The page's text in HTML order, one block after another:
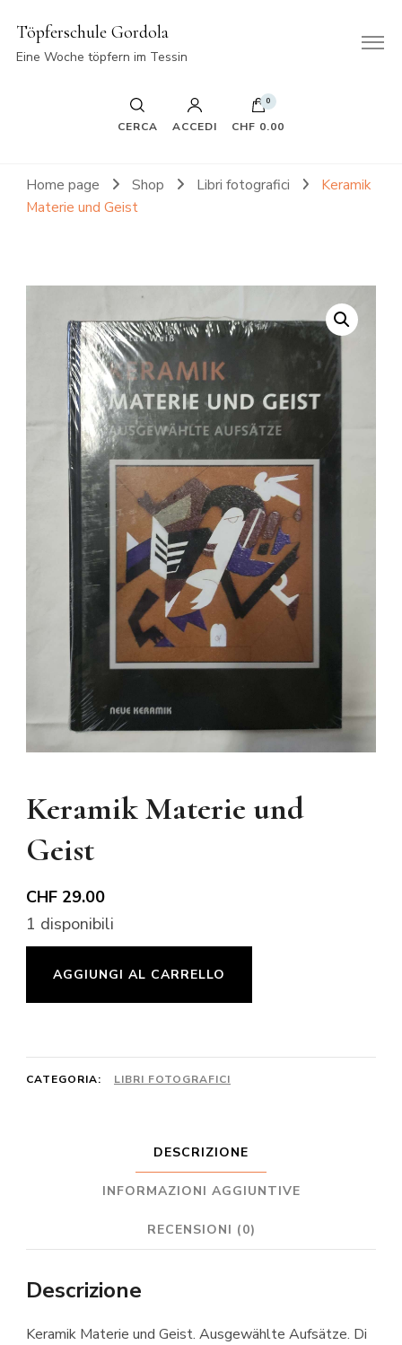
Töpferschule Gordola
Eine Woche töpfern im Tessin
CERCA ACCEDI
0
CHF 0.00
Home page Shop Libri fotografici
Keramik
Materie und Geist
Keramik Materie und
Geist
CHF 29.00
1 disponibili
quantità
AGGIUNGI AL CARRELLO
CATEGORIA: LIBRI FOTOGRAFICI
DESCRIZIONE
INFORMAZIONI AGGIUNTIVE
RECENSIONI (0)
Descrizione
Keramik Materie und Geist. Ausgewählte Aufsätze. Di